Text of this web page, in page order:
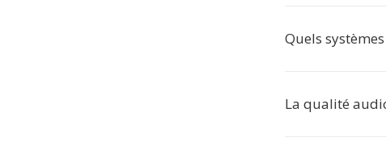
Quels
La qualité